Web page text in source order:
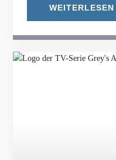
WEITERLESEN